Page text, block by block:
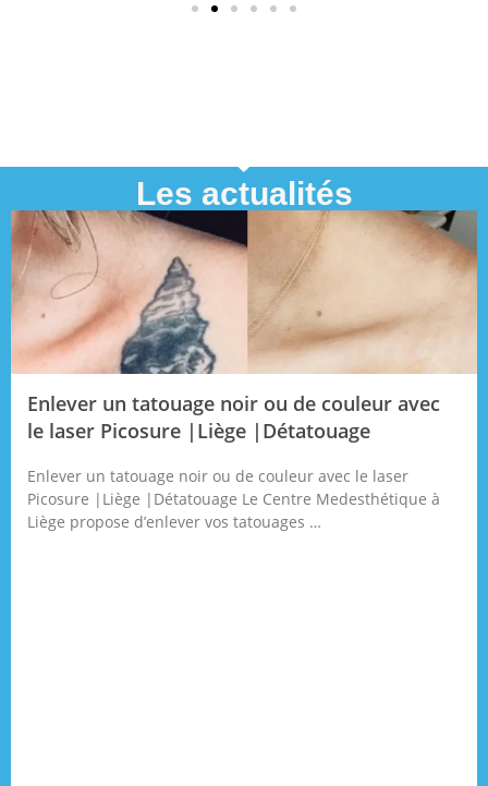
Les actualités
Enlever un tatouage noir ou de couleur avec
le laser Picosure |Liège |Détatouage
Enlever un tatouage noir ou de couleur avec le laser
Picosure |Liège |Détatouage Le Centre Medesthétique à
Liège propose d’enlever vos tatouages …